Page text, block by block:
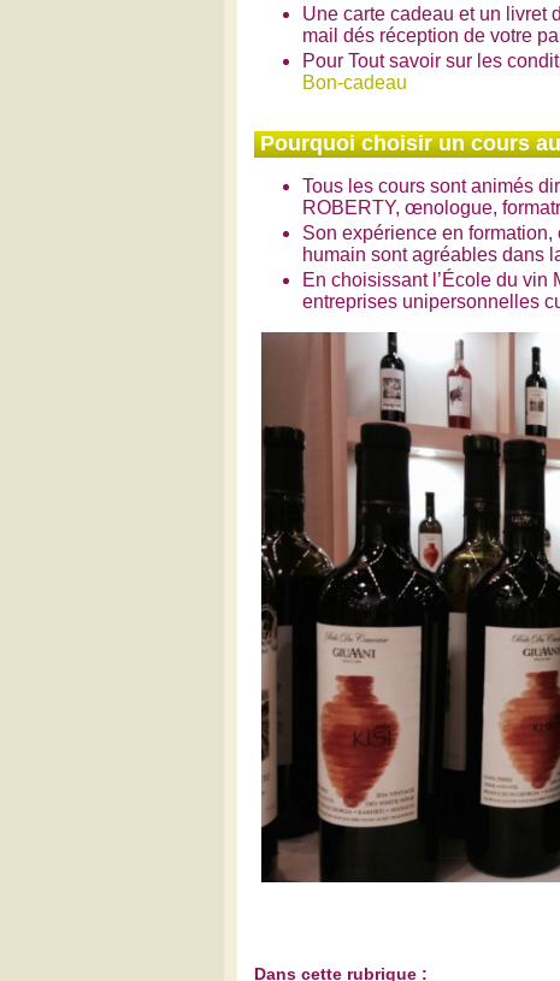
Une carte cadeau et un livret
mail dés réception de votre
Pour Tout savoir sur les
Bon-cadeau
Pourquoi choisir un cours
Tous les cours sont animés
ROBERTY, œnologue,
Son expérience en
humain sont agréables dans
En choisissant l’École du
entreprises unipersonnelles
Dans cette rubrique :